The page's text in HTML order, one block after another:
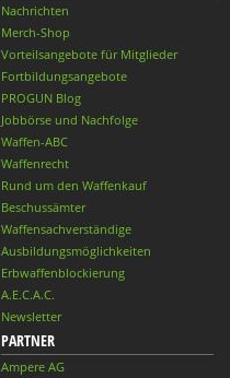
Nachrichten
Merch-Shop
Vorteilsangebote für Mitglieder
Fortbildungsangebote
PROGUN Blog
Jobbörse und Nachfolge
Waffen-ABC
Waffenrecht
Rund um den Waffenkauf
Beschussämter
Waffensachverständige
Ausbildungsmöglichkeiten
Erbwaffenblockierung
A.E.C.A.C.
Newsletter
PARTNER
Ampere AG